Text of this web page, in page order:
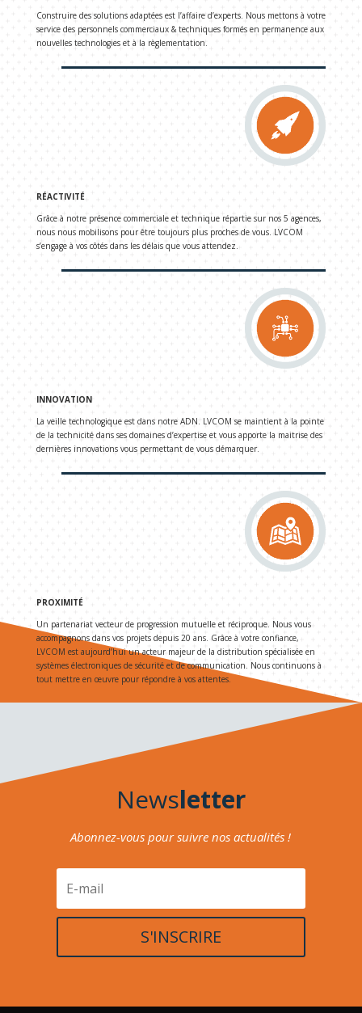
Construire des solutions adaptées est l’affaire d’experts. Nous mettons à votre
service des personnels commerciaux & techniques formés en permanence aux
nouvelles technologies et à la règlementation.
RÉACTIVITÉ
Grâce à notre présence commerciale et technique répartie sur nos 5 agences,
nous nous mobilisons pour être toujours plus proches de vous. LVCOM
s’engage à vos côtés dans les délais que vous attendez.
INNOVATION
La veille technologique est dans notre ADN. LVCOM se maintient à la pointe
de la technicité dans ses domaines d’expertise et vous apporte la maitrise des
dernières innovations vous permettant de vous démarquer.
PROXIMITÉ
Un partenariat vecteur de progression mutuelle et réciproque. Nous vous
accompagnons dans vos projets depuis 20 ans. Grâce à votre confiance,
LVCOM est aujourd’hui un acteur majeur de la distribution spécialisée en
systèmes électroniques de sécurité et de communication. Nous continuons à
tout mettre en œuvre pour répondre à vos attentes.
Newsletter
Abonnez-vous pour suivre nos actualités !
S'INSCRIRE